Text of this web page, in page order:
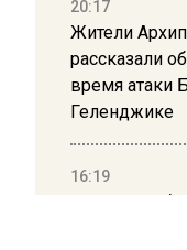
20:17
Жители
рассказали
время атаки
Геленджике
16:19
Москву и